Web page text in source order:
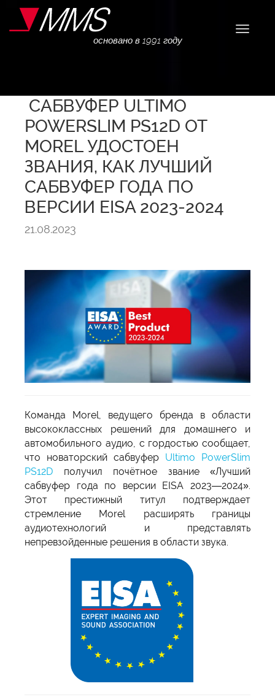
основано в 1991 году
САБВУФЕР ULTIMO
POWERSLIM PS12D ОТ
MOREL УДОСТОЕН
ЗВАНИЯ, КАК ЛУЧШИЙ
САБВУФЕР ГОДА ПО
ВЕРСИИ EISA 2023-2024
21.08.2023
Команда Morel, ведущего бренда в области
высококлассных решений для домашнего и
автомобильного аудио, с гордостью сообщает,
что новаторский сабвуфер Ultimo PowerSlim
PS12D получил почётное звание «Лучший
сабвуфер года по версии EISA 2023—2024».
Этот престижный титул подтверждает
стремление Morel расширять границы
аудиотехнологий и представлять
непревзойденные решения в области звука.